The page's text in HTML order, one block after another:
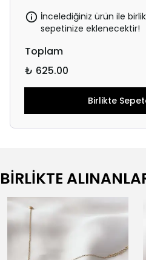
İncelediğiniz ürün ile
sepetinize eklenecektir!
Toplam
₺ 625.00
Birlikte
BİRLİKTE